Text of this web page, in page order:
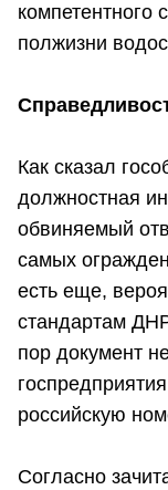
компетентного
полжизни
Как сказал
должностная
обвиняемый
самых
есть еще,
стандартам
пор документ
российскую
Согласно